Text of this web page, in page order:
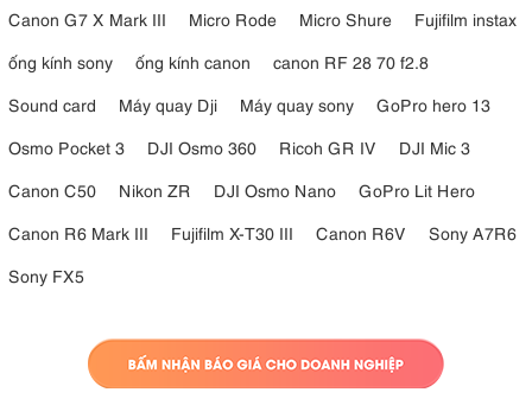
Canon G7 X Mark III
Micro Rode Micro Shure
Fujifilm instax
ống kính sony
ống kính canon
canon RF 28 70 f2.8
Sound card
Máy quay Dji Máy quay sony
GoPro hero 13
Osmo Pocket 3
DJI Osmo 360 Ricoh GR IV
DJI Mic 3
Canon C50
Nikon ZR DJI Osmo Nano
GoPro Lit Hero
Canon R6 Mark III
Fujifilm X-T30 III Canon R6V
Sony A7R6
Sony FX5